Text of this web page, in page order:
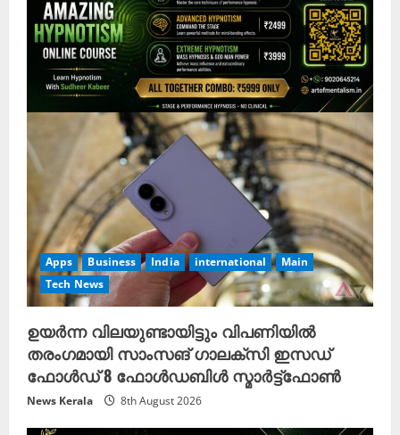
Apps Business India international
Main
Tech News
ഉയർന്ന വിലയുണ്ടായിട്ടും വിപണിയിൽ
തരംഗമായി സാംസങ് ഗാലക്സി ഇസഡ്
ഫോൾഡ് 8 ഫോൾഡബിൾ സ്മാർട്ട്ഫോൺ
News Kerala 8th August 2026